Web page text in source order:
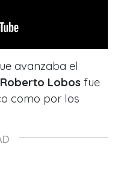
avanzaba el
Roberto Lobos fue
como por los